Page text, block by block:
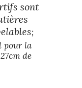
sont
;
pour la
de